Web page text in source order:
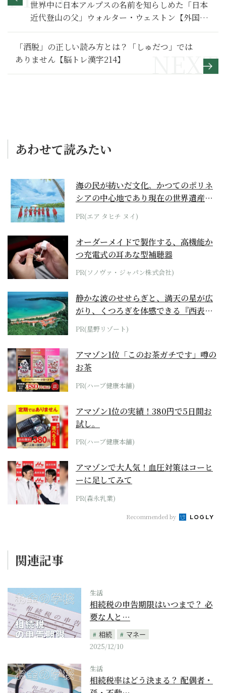
世界中に日本アルプスの名前を知らしめた「日本
近代登山の父」ウォルター・ウェストン【外国人
が愛したニッポン】
「洒脱」の正しい読み方とは？「しゅだつ」では
ありません【脳トレ漢字214】
あわせて読みたい
海の民が紡いだ文化。かつてのポリネ
シアの中心地であり現在の世界遺産か
らみえてくる...
PR(エア タヒチ ヌイ)
オーダーメイドで製作する、高機能か
つ充電式の耳あな型補聴器
PR(ソノヴァ・ジャパン株式会社)
静かな波のせせらぎと、満天の星が広
がり、くつろぎを体感できる『西表島
ホテル by...
PR(星野リゾート)
アマゾン1位「このお茶ガチです」噂の
お茶
PR(ハーブ健康本舗)
アマゾン1位の実績！380円で5日間お
試し。
PR(ハーブ健康本舗)
アマゾンで大人気！血圧対策はコーヒ
ーに足してみて
PR(森永乳業)
Recommended by
関連記事
生活
相続税の申告期限はいつまで？ 必
要な人と…
相続
マネー
2025/12/10
生活
相続税率はどう決まる？ 配偶者・